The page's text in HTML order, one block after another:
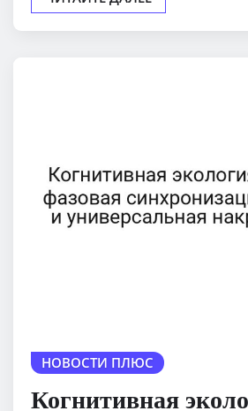
НОВОСТИ ПЛЮС
Когнитивная